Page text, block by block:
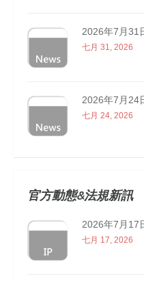
2026年7月31
七月 31, 2026
2026年7月24
七月 24, 2026
官方動態&法規新訊
2026年7月17
七月 17, 2026